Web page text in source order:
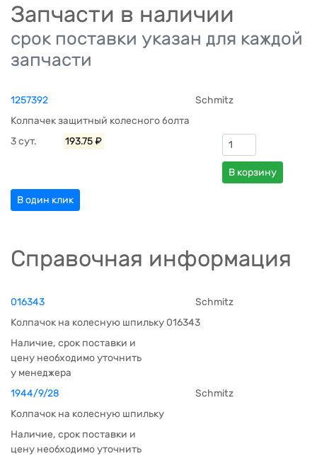
Запчасти в наличии
срок поставки указан для каждой
запчасти
1257392
Schmitz
Колпачек защитный колесного болта
3 сут.
193.75 ₽
В корзину
В один клик
Справочная информация
016343
Schmitz
Колпачок на колесную шпильку 016343
Наличие, срок поставки и
цену необходимо уточнить
у менеджера
1944/9/28
Schmitz
Колпачок на колесную шпильку
Наличие, срок поставки и
цену необходимо уточнить